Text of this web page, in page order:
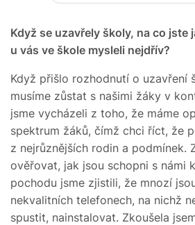
Když se uzavřely školy, na co jste
u vás ve škole mysleli nejdřív?
Když přišlo rozhodnutí o uzavření
musíme zůstat s našimi žáky v
jsme vycházeli z toho, že máme
spektrum žáků, čímž chci říct, že
z nejrůznějších rodin a podmínek.
ověřovat, jak jsou schopni s námi
pochodu jsme zjistili, že mnozí
nekvalitních telefonech, na nichž
spustit, nainstalovat. Zkoušela